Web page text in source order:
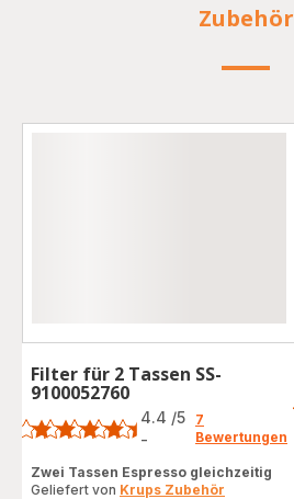
Zubehör
Filter für 2 Tassen SS-
9100052760
Bewertung
4.4 /5
-
7
Bewertungen
Zwei Tassen Espresso gleichzeitig
Geliefert von Krups Zubehör